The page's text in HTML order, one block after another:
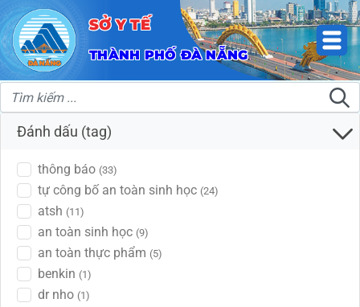
SỞ Y TẾ
THÀNH PHỐ ĐÀ NẴNG
Đánh dấu (tag)
thông báo (33)
tự công bố an toàn sinh học (24)
atsh (11)
an toàn sinh học (9)
an toàn thực phẩm (5)
benkin (1)
dr nho (1)